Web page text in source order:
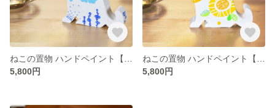
5,800円
5,800円